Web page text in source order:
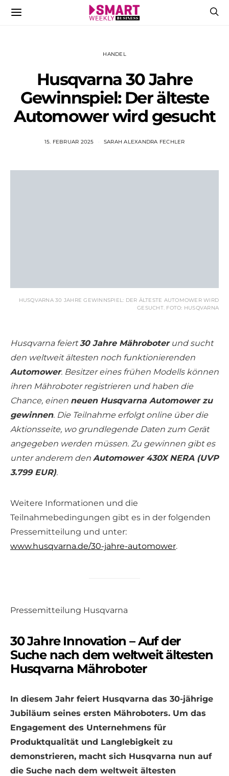
HANDEL
Husqvarna 30 Jahre
Gewinnspiel: Der älteste
Automower wird gesucht
15. FEBRUAR 2025 SARAH ALEXANDRA FECHLER
HUSQVARNA 30 JAHRE GEWINNSPIEL: DER ÄLTESTE AUTOMOWER WIRD
GESUCHT. FOTO: HUSQVARNA
Husqvarna feiert30 Jahre Mähroboterund sucht
den weltweit ältesten noch funktionierenden
Automower. Besitzer eines frühen Modells können
ihren Mähroboter registrieren und haben die
Chance, einen neuen Husqvarna Automower zu
gewinnen. Die Teilnahme erfolgt online über die
Aktionsseite, wo grundlegende Daten zum Gerät
angegeben werden müssen. Zu gewinnen gibt es
unter anderem den Automower 430X NERA (UVP
3.799 EUR).
Weitere Informationen und die
Teilnahmebedingungen gibt es in der folgenden
Pressemitteilung und unter:
www.husqvarna.de/30-jahre-automower.
Pressemitteilung Husqvarna
30 Jahre Innovation – Auf der
Suche nach dem weltweit ältesten
Husqvarna Mähroboter
In diesem Jahr feiert Husqvarna das 30-jährige
Jubiläum seines ersten Mähroboters. Um das
Engagement des Unternehmens für
Produktqualität und Langlebigkeit zu
demonstrieren, macht sich Husqvarna nun auf
die Suche nach dem weltweit ältesten